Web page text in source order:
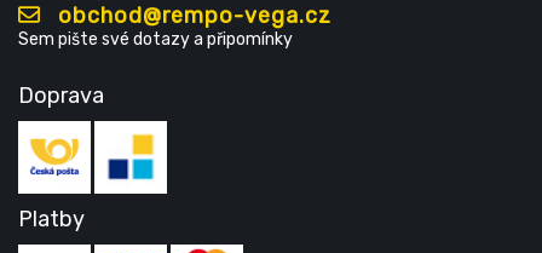
obchod@rempo-vega.cz
Sem pište své dotazy a připomínky
Doprava
Platby